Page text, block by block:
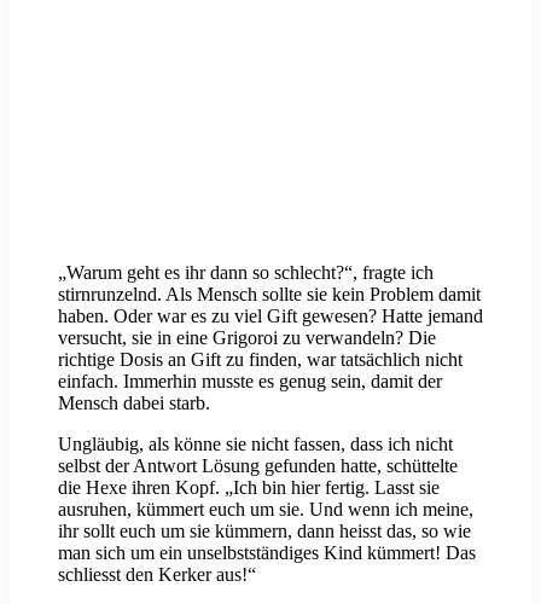
„Warum geht es ihr dann so schlecht?“, fragte ich
stirnrunzelnd. Als Mensch sollte sie kein Problem damit
haben. Oder war es zu viel Gift gewesen? Hatte jemand
versucht, sie in eine Grigoroi zu verwandeln? Die
richtige Dosis an Gift zu finden, war tatsächlich nicht
einfach. Immerhin musste es genug sein, damit der
Mensch dabei starb.
Ungläubig, als könne sie nicht fassen, dass ich nicht
selbst der Antwort Lösung gefunden hatte, schüttelte
die Hexe ihren Kopf. „Ich bin hier fertig. Lasst sie
ausruhen, kümmert euch um sie. Und wenn ich meine,
ihr sollt euch um sie kümmern, dann heisst das, so wie
man sich um ein unselbstständiges Kind kümmert! Das
schliesst den Kerker aus!“